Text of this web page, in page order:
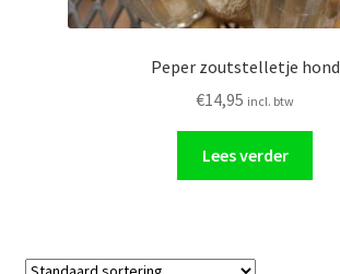
Peper zoutstelletje hond
€14,95 incl. btw
Lees verder